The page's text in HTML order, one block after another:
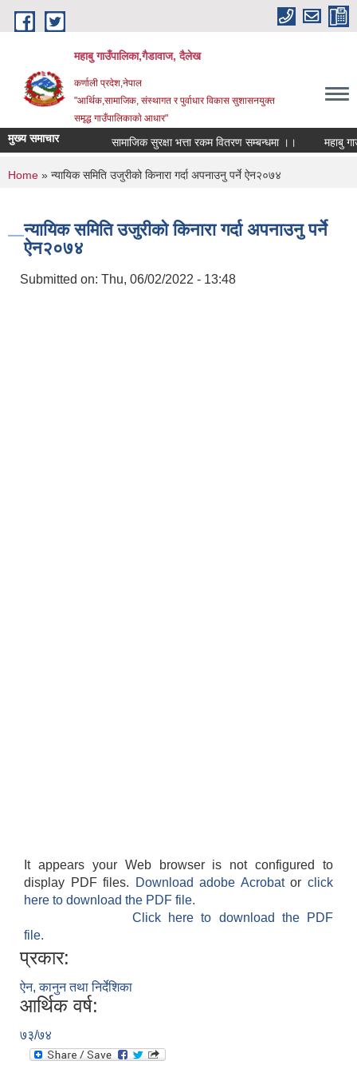
Skip to main content
महाबु गाउँपालिका,गैडावाज, दैलेख
कर्णाली प्रदेश,नेपाल
"आर्थिक,सामाजिक, संस्थागत र पुर्वाधार विकास सुशासनयुक्त
समृद्ध गाउँपालिकाकाे आधार"
मुख्य समाचार सामाजिक सुरक्षा भत्ता रकम वितरण सम्बन्धमा ।।
You are here
Home » न्यायिक समिति उजुरीको किनारा गर्दा अपनाउनु पर्ने ऐन२०७४
न्यायिक समिति उजुरीको किनारा गर्दा अपनाउनु पर्ने
ऐन२०७४
Submitted on: Thu, 06/02/2022 - 13:48
It appears your Web browser is not configured to
display PDF files.
Download adobe Acrobatorclick
here to download the PDF file.
Click here to download the PDF
file.
प्रकार:
ऐन, कानुन तथा निर्देशिका
आर्थिक वर्ष:
७३/७४